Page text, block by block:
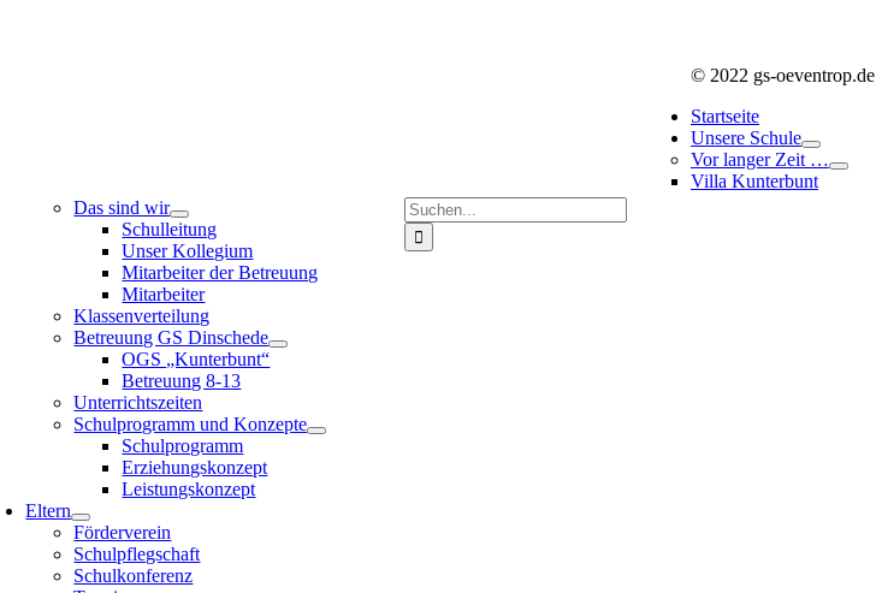
Suche
nach:
© 2022 gs-oeventrop.de
Startseite
Unsere Schule
Vor langer Zeit …
Villa Kunterbunt
Das sind wir
Schulleitung
Unser Kollegium
Mitarbeiter der Betreuung
Mitarbeiter
Klassenverteilung
Betreuung GS Dinschede
OGS „Kunterbunt“
Betreuung 8-13
Unterrichtszeiten
Schulprogramm und Konzepte
Schulprogramm
Erziehungskonzept
Leistungskonzept
Eltern
Förderverein
Schulpflegschaft
Schulkonferenz